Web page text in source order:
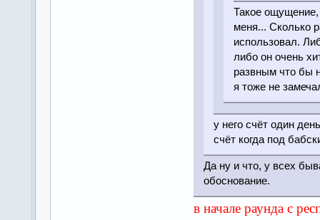
Такое ощущение,
меня... Сколько
использовал.
либо он очень
развным что бы
я тоже не
у него счёт один
счёт когда под
Да ну и что, у всех
обоснование.
в начале раунда с